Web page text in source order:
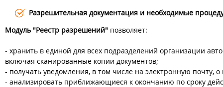
Разрешительная документация и необходимые
Модуль "Реестр разрешений" позволяет:
- хранить в единой для всех подразделений организации
включая сканированные копии документов;
- получать уведомления, в том числе на электронную почту,
- анализировать приближающиеся к окончанию по сроку